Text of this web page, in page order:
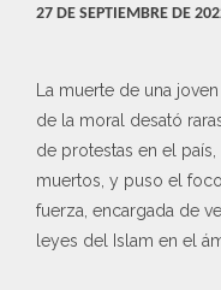
27 DE SEPTIEMBRE DE
La muerte de una
de la moral desató
de protestas en el
muertos, y puso el
fuerza, encargada de
leyes del Islam en el